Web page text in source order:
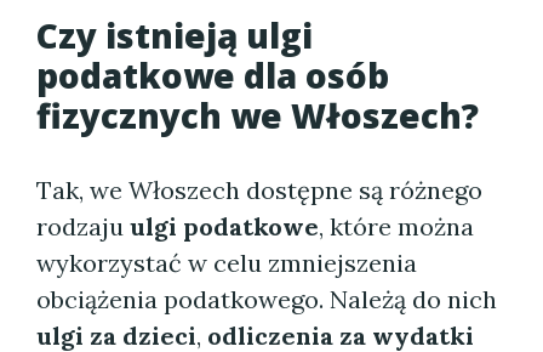
Czy istnieją ulgi
podatkowe dla osób
fizycznych we Włoszech?
Tak, we Włoszech dostępne są różnego
rodzaju ulgi podatkowe, które można
wykorzystać w celu zmniejszenia
obciążenia podatkowego. Należą do nich
ulgi za dzieci, odliczenia za wydatki